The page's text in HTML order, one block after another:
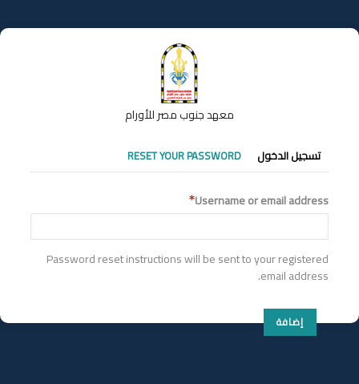
إلى
المحتوى
معهد جنوب مصر للأورام
التبويبات
الأساسية
تسجيل الدخول RESET YOUR PASSWORD
Username or email address
Password reset instructions will be sent to your registered
email address.